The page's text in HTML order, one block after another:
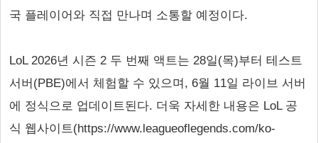
국 플레이어와 직접 만나며 소통할 예정이다.
LoL 2026년 시즌 2 두 번째 액트는 28일(목)부터 테스트
서버(PBE)에서 체험할 수 있으며, 6월 11일 라이브 서버
에 정식으로 업데이트된다. 더욱 자세한 내용은 LoL 공
식 웹사이트(https://www.leagueoflegends.com/ko-